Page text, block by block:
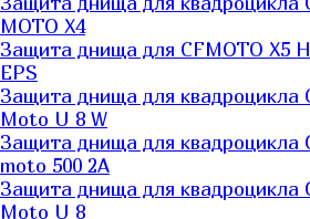
MOTO X4
Защита днища для CFMOTO X5
EPS
Защита днища для квадроцикла
Moto U 8 W
Защита днища для квадроцикла
moto 500 2A
Защита днища для квадроцикла
Moto U 8